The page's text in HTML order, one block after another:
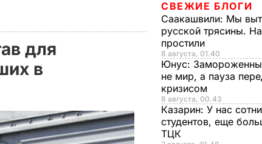
для
в
СВЕЖИЕ БЛОГИ
Саакашвили: Мы
русской трясины.
простили
8 августа, 01.40
Юнус:
не мир, а пауза
кризисом
8 августа, 00.43
Казарин: У нас
студентов, еще
ТЦК